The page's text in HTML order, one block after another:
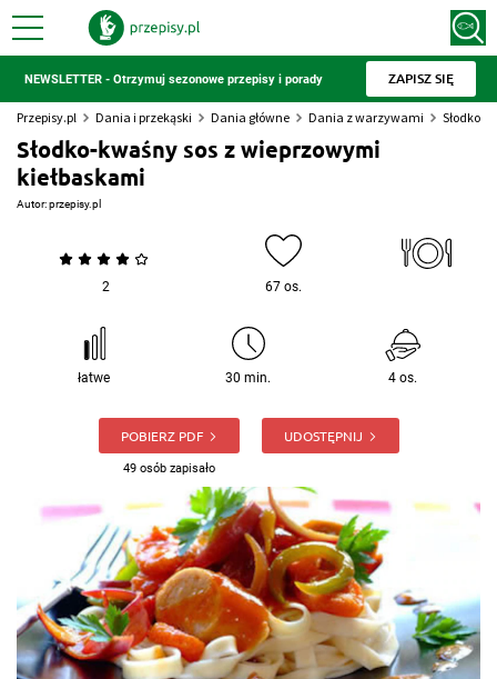
NEWSLETTER - Otrzymuj sezonowe przepisy i porady ZAPISZ SIĘ
Przepisy.pl Dania i przekąski Dania główne Dania z warzywami Słodko-
Słodko-kwaśny sos z wieprzowymi
kiełbaskami
Autor:przepisy.pl
2 67 os.
łatwe 30 min. 4 os.
POBIERZ PDF
49 osób zapisało
UDOSTĘPNIJ